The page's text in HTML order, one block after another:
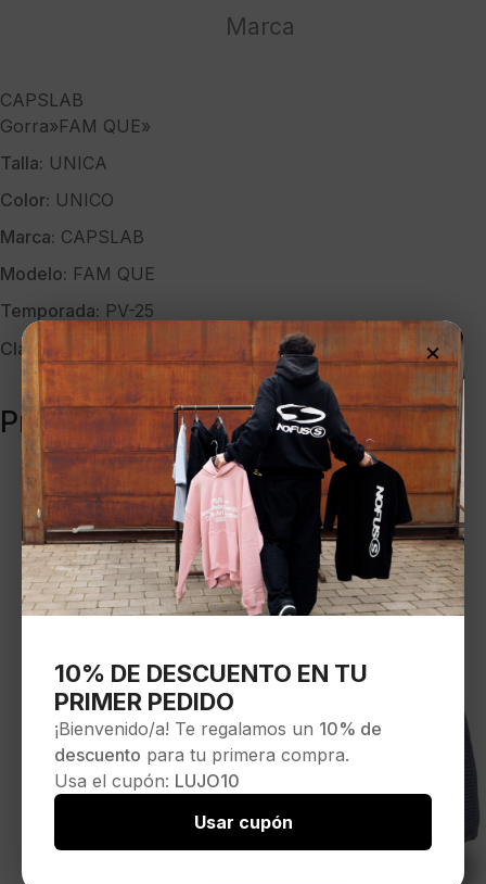
Marca
CAPSLAB
Gorra»FAM QUE»
Talla: UNICA
Color: UNICO
Marca: CAPSLAB
Modelo: FAM QUE
Temporada: PV-25
Clave:39962
Productos relacionados
×
10% DE DESCUENTO EN TU
PRIMER PEDIDO
¡Bienvenido/a! Te regalamos un 10% de
descuento para tu primera compra.
Usa el cupón: LUJO10
Usar cupón